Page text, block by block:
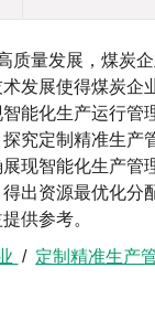
质量发展，煤炭
发展使得煤炭企
能化生产运行管
究定制精准生产
现智能化生产管
出资源最优化分
供参考。
/ 定制精准生产